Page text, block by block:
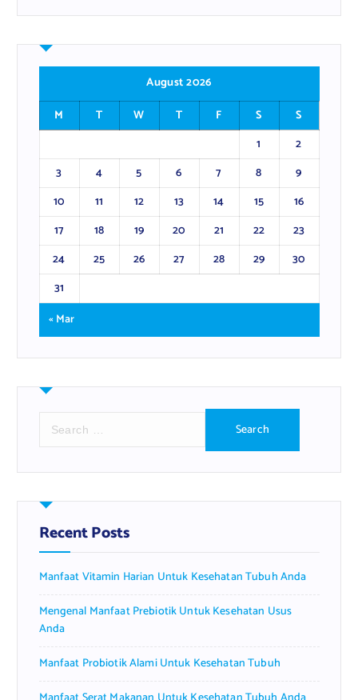
August 2026
M
T W T F S
S
1
2
3
4 5 6 7 8
9
10
11 12 13 14 15
16
17
18 19 20 21 22
23
24
25 26 27 28 29
30
31
« Mar
r
h
f
o
:
Recent Posts
Manfaat Vitamin Harian Untuk Kesehatan Tubuh Anda
Mengenal Manfaat Prebiotik Untuk Kesehatan Usus
Anda
Manfaat Probiotik Alami Untuk Kesehatan Tubuh